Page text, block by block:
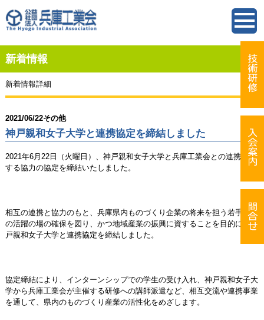
新着情報
新着情報詳細
2021/06/22その他
神戸親和女子大学と連携協定を締結しました
2021年6月22日（火曜日）、神戸親和女子大学と兵庫工業会との連携に関
する協力の協定を締結いたしました。
相互の連携と協力のもと、兵庫県内ものづくり企業の将来を担う若手人材
の活躍の場の確保を図り、かつ地域産業の振興に資することを目的に、神
戸親和女子大学と連携協定を締結しました。
協定締結により、インターンシップでの学生の受け入れ、神戸親和女子大
学から兵庫工業会が主催する研修への講師派遣など、相互交流や連携事業
を通して、県内のものづくり産業の活性化をめざします。